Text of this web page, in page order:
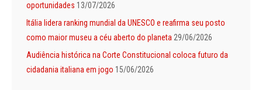
oportunidades 13/07/2026
Itália lidera ranking mundial da UNESCO e reafirma seu posto
como maior museu a céu aberto do planeta 29/06/2026
Audiência histórica na Corte Constitucional coloca futuro da
cidadania italiana em jogo 15/06/2026